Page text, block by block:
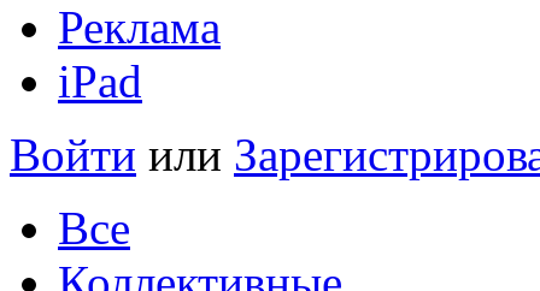
Реклама
iPad
Войти или
Все